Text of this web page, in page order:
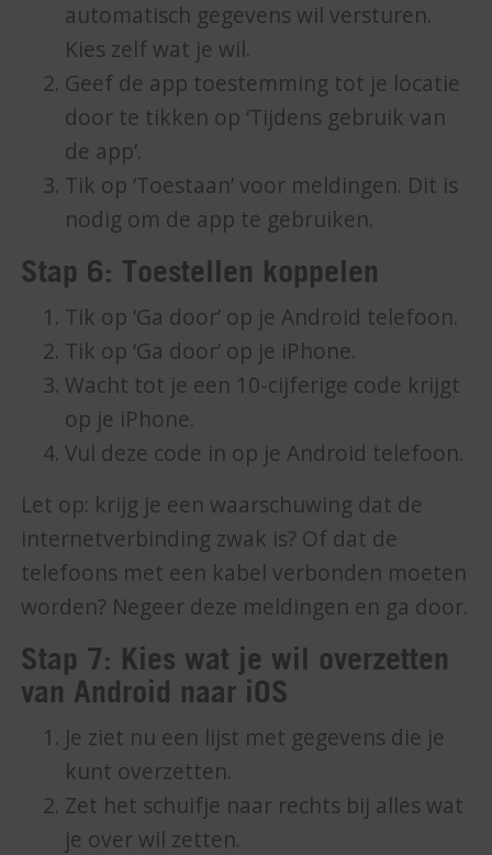
automatisch gegevens wil versturen.
Kies zelf wat je wil.
Geef de app toestemming tot je locatie
door te tikken op ‘Tijdens gebruik van
de app’.
Tik op ‘Toestaan’ voor meldingen. Dit is
nodig om de app te gebruiken.
Stap 6: Toestellen koppelen
Tik op ‘Ga door’ op je Android telefoon.
Tik op ‘Ga door’ op je iPhone.
Wacht tot je een 10-cijferige code krijgt
op je iPhone.
Vul deze code in op je Android telefoon.
Let op: krijg je een waarschuwing dat de
internetverbinding zwak is? Of dat de
telefoons met een kabel verbonden moeten
worden? Negeer deze meldingen en ga door.
Stap 7: Kies wat je wil overzetten
van Android naar iOS
Je ziet nu een lijst met gegevens die je
kunt overzetten.
Zet het schuifje naar rechts bij alles wat
je over wil zetten.